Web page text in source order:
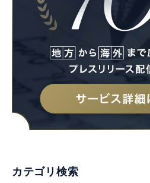
カテゴリ検索